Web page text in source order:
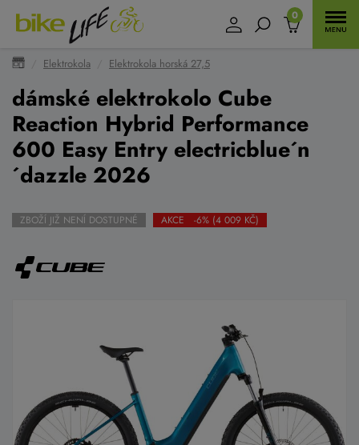
0
Elektrokola Elektrokola horská 27,5
dámské elektrokolo Cube
Reaction Hybrid Performance
600 Easy Entry electricblue´n
´dazzle 2026
ZBOŽÍ JIŽ NENÍ DOSTUPNÉ AKCE -6% (4 009 KČ)